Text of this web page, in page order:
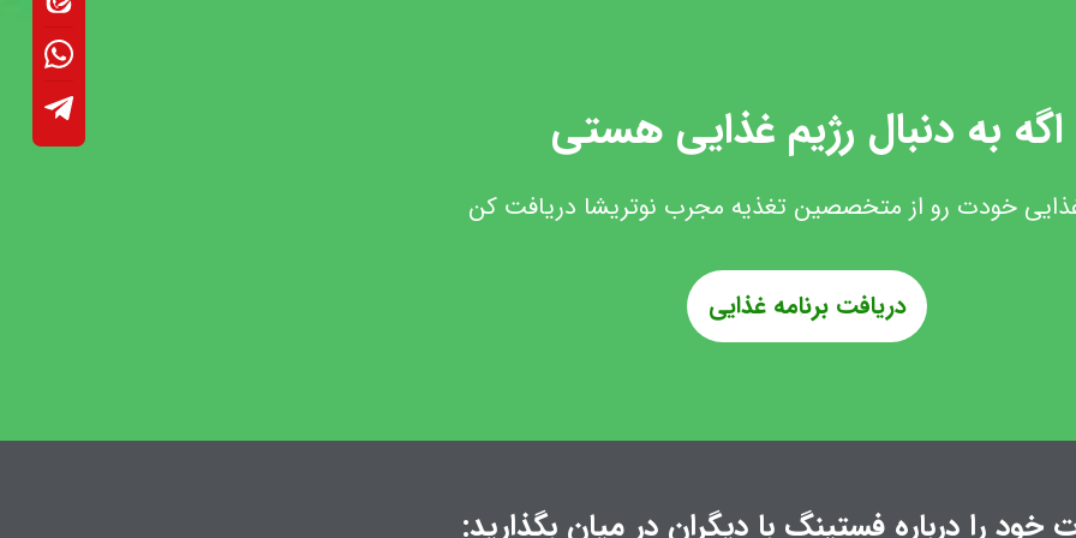
اگه به دنبال رژیم غذایی هستی
غذایی خودت رو از متخصصین تغذیه مجرب نوتریشا دریافت کن
دریافت برنامه غذایی
خود را درباره فستینگ با دیگران در میان بگذارید: